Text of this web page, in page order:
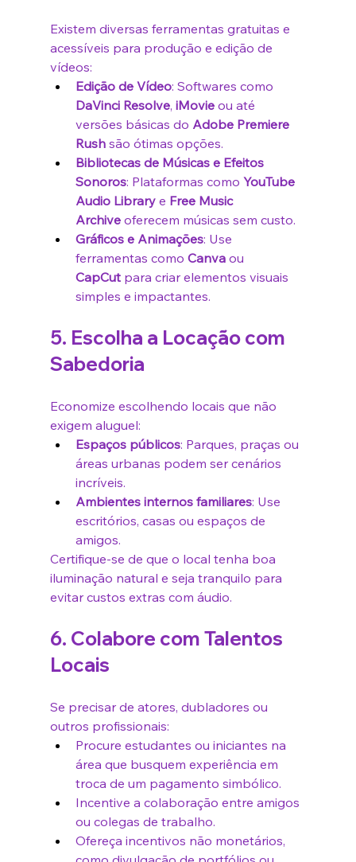
Existem diversas ferramentas gratuitas e
acessíveis para produção e edição de
vídeos:
Edição de Vídeo: Softwares como
DaVinci Resolve, iMovie ou até
versões básicas do Adobe Premiere
Rush são ótimas opções.
Bibliotecas de Músicas e Efeitos
Sonoros: Plataformas como YouTube
Audio Library e Free Music
Archive oferecem músicas sem custo.
Gráficos e Animações: Use
ferramentas como Canva ou
CapCut para criar elementos visuais
simples e impactantes.
5. Escolha a Locação com
Sabedoria
Economize escolhendo locais que não
exigem aluguel:
Espaços públicos: Parques, praças ou
áreas urbanas podem ser cenários
incríveis.
Ambientes internos familiares: Use
escritórios, casas ou espaços de
amigos.
Certifique-se de que o local tenha boa
iluminação natural e seja tranquilo para
evitar custos extras com áudio.
6. Colabore com Talentos
Locais
Se precisar de atores, dubladores ou
outros profissionais:
Procure estudantes ou iniciantes na
área que busquem experiência em
troca de um pagamento simbólico.
Incentive a colaboração entre amigos
ou colegas de trabalho.
Ofereça incentivos não monetários,